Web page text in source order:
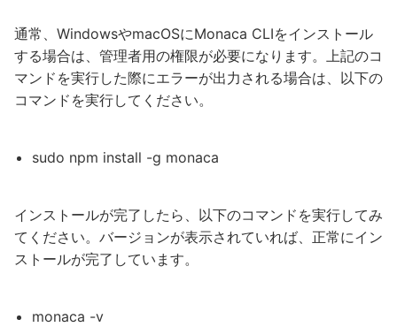
通常、WindowsやmacOSにMonaca CLIをインストール
する場合は、管理者用の権限が必要になります。上記のコ
マンドを実行した際にエラーが出力される場合は、以下の
コマンドを実行してください。
sudo npm install -g monaca
インストールが完了したら、以下のコマンドを実行してみ
てください。バージョンが表示されていれば、正常にイン
ストールが完了しています。
monaca -v